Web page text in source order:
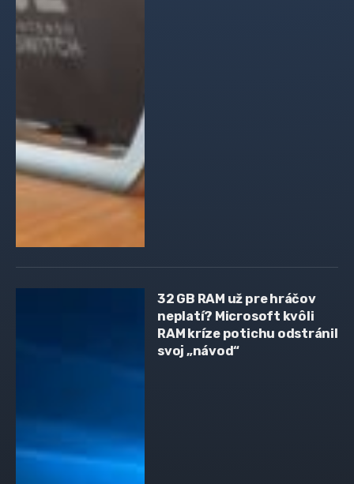
32 GB RAM už pre hráčov
neplatí? Microsoft kvôli
RAM kríze potichu odstránil
svoj „návod“